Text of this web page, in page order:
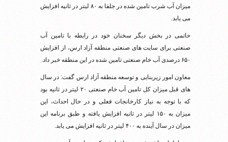
میزان آب شرب تامین شده در جلفا به ۸۰ لیتر در ثانیه افزایش
می یابد.
حاتمی در بخش دیگر سخنان خود در رابطه با تامین آب
صنعتی برای سایت های صنعتی منطقه آزاد ارس، از افزایش
۶۵۰ درصدی آب خام صنعتی تامین شده در این منطقه خبر داد.
معاون امور زیربنایی و توسعه منطقه آزاد ارس گفت: در سال
های قبل میزان کل تامین آب خام صنعتی ۲۰ لیتر در ثانیه بود
که با توجه به نیاز کارخانجات فعلی و در حال احداث، این
میزان به ۱۵۰ لیتر در ثانیه افزایش یافته و طبق برنامه این
میزان در سال آینده به ۴۰۰ لیتر در ثانیه افزایش می یابد.